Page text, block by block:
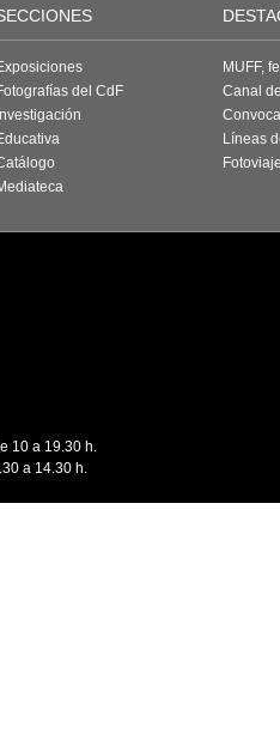
del CdF
Investigación
MUFF,
Canal
Líneas
10 a 19.30 h.
a 14.30 h.